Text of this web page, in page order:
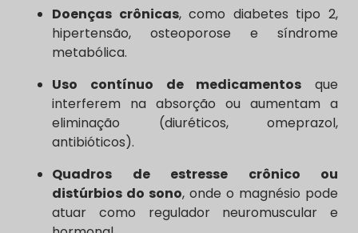
Doenças crônicas, como diabetes tipo 2,
hipertensão, osteoporose e síndrome
metabólica.
Uso contínuo de medicamentos que
interferem na absorção ou aumentam a
eliminação (diuréticos, omeprazol,
antibióticos).
Quadros de estresse crônico ou
distúrbios do sono, onde o magnésio pode
atuar como regulador neuromuscular e